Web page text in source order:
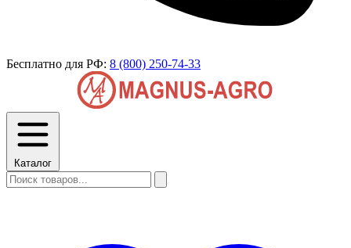
Бесплатно для РФ: 8 (800) 250-74-33
Каталог